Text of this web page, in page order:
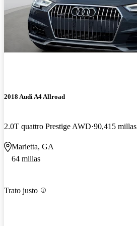
2018 Audi A4 Allroad
2.0T quattro Prestige AWD 90,415 millas
Marietta, GA
64 millas
Trato justo